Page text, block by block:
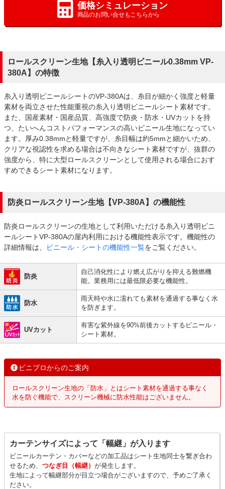
価格シミュレーション
商品のお問い合せもこちらから
ロールスクリーン生地【糸入り透明ビニール0.38mm VP-
380A】の特徴
糸入り透明ビニールシートのVP-380Aは、糸目が細かく強度と軽量
素材を両立させた性能重視の糸入り透明ビニールシート素材です。
また、国産素材・国産品質、高強度で防炎・防水・UVカットを持
つ、たいへんコストパフォーマンスの高いビニール生地になってい
ます。厚み0.38mmと軽量ですが、糸目幅は約5mmと細かいため、
クリアな視認性を求める場合は不向きなシート素材ですが、抜群の
強度から、特に大型ロールスクリーンとして使用される場合におす
すめできるシート素材になります。
防炎ロールスクリーン生地【VP-380A】の機能性
防炎ロールスクリーンの生地として利用いただける糸入り透明ビニ
ールシートVP-380Aの屋内利用における機能性表示です。機能性の
詳細情報は、
ビニール・シートの機能性一覧をご覧ください。
防炎
自己消化性により燃え広がりを抑える難燃機
能。業務用には最低限必要な機能性。
防水
雨天時や水に濡れても素材を通過する事なく水
を防ぎます。
UVカット
有害な紫外線を90%前後カットするビニール・
シート素材。
ビニプロからのご案内
ロールスクリーン生地の「防水」とはシート素材を通過する事なく
水を防ぐ機能で、スクリーン機械に防水性能はございません。
カーテンサイズによって「幅継」が入ります
ビニールカーテン・カバーなどの加工品はシート生地同士を繋ぎ合わ
せるため、 つなぎ目（幅継） が発生します。
生地によって幅継部分が目立つ場合がございますので、予めご了承く
ださい。